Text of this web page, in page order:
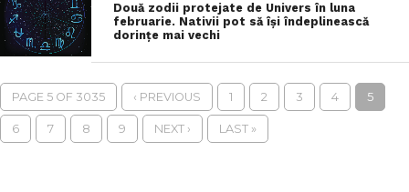
Două zodii protejate de Univers în luna
februarie. Nativii pot să își îndeplinească
dorințe mai vechi
PAGE 5 OF 3035 ‹ PREVIOUS 1 2 3 4 5
6 7 8 9 NEXT › LAST »